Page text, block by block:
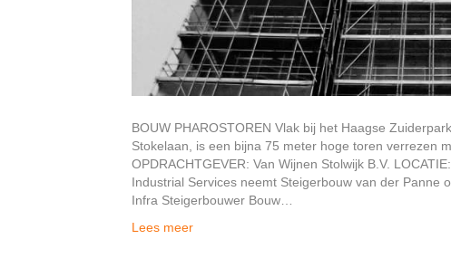
BOUW PHAROSTOREN Vlak bij het Haagse
Stokelaan, is een bijna 75 meter hoge toren verrezen
OPDRACHTGEVER: Van Wijnen Stolwijk B.V.
Industrial Services neemt Steigerbouw van der Panne
Infra Steigerbouwer Bouw…
Lees meer